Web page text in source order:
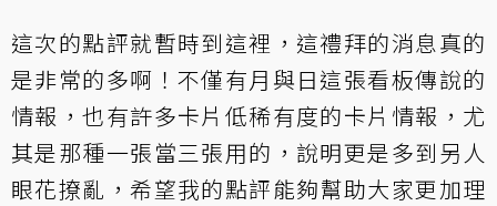
這次的點評就暫時到這裡，這禮拜的消息真的
是非常的多啊！不僅有月與日這張看板傳說的
情報，也有許多卡片低稀有度的卡片情報，尤
其是那種一張當三張用的，說明更是多到另人
眼花撩亂，希望我的點評能夠幫助大家更加理